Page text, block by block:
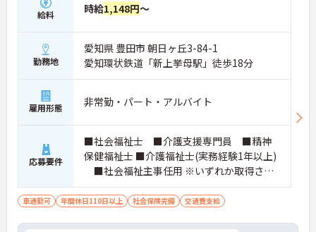
給料 時給1,148円～
勤務地
愛知県 豊田市 朝日ヶ丘3-84-1
愛知環状鉄道「新上挙母駅」徒歩18分
雇用形態 非常勤・パート・アルバイト
応募要件
■社会福祉士 ■介護支援専門員 ■精神
保健福祉士 ■介護福祉士(実務経験1年以上)
■社会福祉主事任用 ※いずれか取得され
ている方。厚生労働大臣が定める科目を3科
目以上履修していることが成績証明書の提
車通勤可 年間休日110日以上 社会保険完備 交通費支給